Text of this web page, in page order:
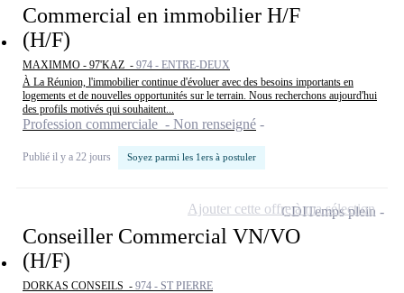
Commercial en immobilier H/F
(H/F)
MAXIMMO - 97'KAZ - 974 - ENTRE-DEUX
À La Réunion, l'immobilier continue d'évoluer avec des besoins importants en
logements et de nouvelles opportunités sur le terrain. Nous recherchons aujourd'hui
des profils motivés qui souhaitent...
Profession commerciale - Non renseigné
Publié il y a 22 jours Soyez parmi les 1ers à postuler
Conseiller Commercial VN/VO
(H/F)
DORKAS CONSEILS - 974 - ST PIERRE
CDITemps plein
Ajouter cette offre à ma sélection